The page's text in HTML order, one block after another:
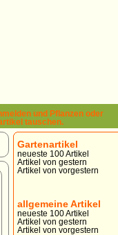
Gartenartikel
neueste 100 Artikel
Artikel von gestern
Artikel von vorgestern
allgemeine Artikel
neueste 100 Artikel
Artikel von gestern
Artikel von vorgestern